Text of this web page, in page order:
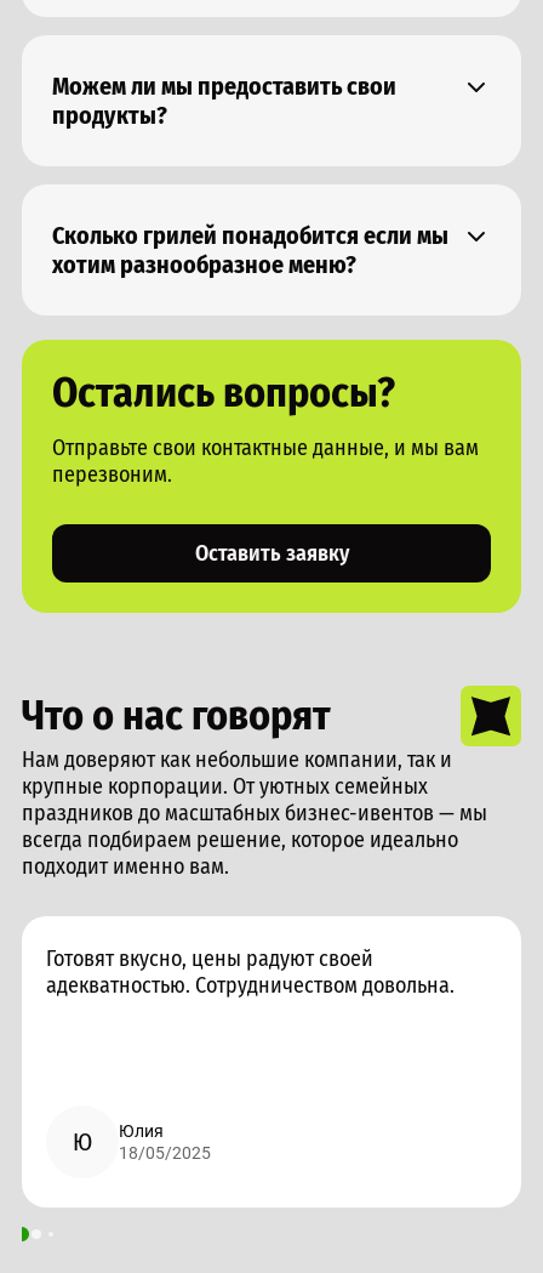
Можем ли мы предоставить свои
продукты?
Сколько грилей понадобится если мы
хотим разнообразное меню?
мясо - необходимо два, чтобы ароматы и вкус не
Остались вопросы?
Отправьте свои контактные данные, и мы вам
перезвоним.
Оставить заявку
Что о нас говорят
Нам доверяют как небольшие компании, так и
крупные корпорации. От уютных семейных
праздников до масштабных бизнес-ивентов — мы
всегда подбираем решение, которое идеально
подходит именно вам.
Готовят вкусно, цены радуют своей
адекватностью. Сотрудничеством довольна.
Ю
Юлия
18/05/2025